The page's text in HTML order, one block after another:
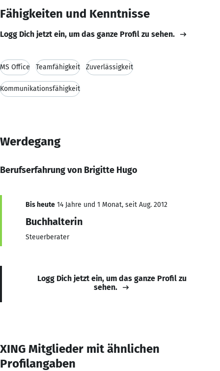
Fähigkeiten und Kenntnisse
Logg Dich jetzt ein, um das ganze Profil zu sehen.
MS Office Teamfähigkeit Zuverlässigkeit
Kommunikationsfähigkeit
Werdegang
Berufserfahrung von Brigitte Hugo
Bis heute 14 Jahre und 1 Monat, seit Aug. 2012
Buchhalterin
Steuerberater
Logg Dich jetzt ein, um das ganze Profil zu
sehen.
XING Mitglieder mit ähnlichen
Profilangaben